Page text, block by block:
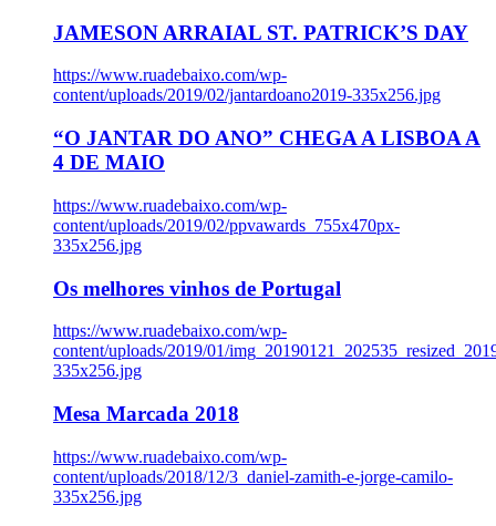
JAMESON ARRAIAL ST. PATRICK’S DAY
https://www.ruadebaixo.com/wp-
content/uploads/2019/02/jantardoano2019-335x256.jpg
“O JANTAR DO ANO” CHEGA A LISBOA A
4 DE MAIO
https://www.ruadebaixo.com/wp-
content/uploads/2019/02/ppvawards_755x470px-
335x256.jpg
Os melhores vinhos de Portugal
https://www.ruadebaixo.com/wp-
content/uploads/2019/01/
335x256.jpg
Mesa Marcada 2018
https://www.ruadebaixo.com/wp-
content/uploads/2018/12/3_daniel-zamith-e-jorge-camilo-
335x256.jpg